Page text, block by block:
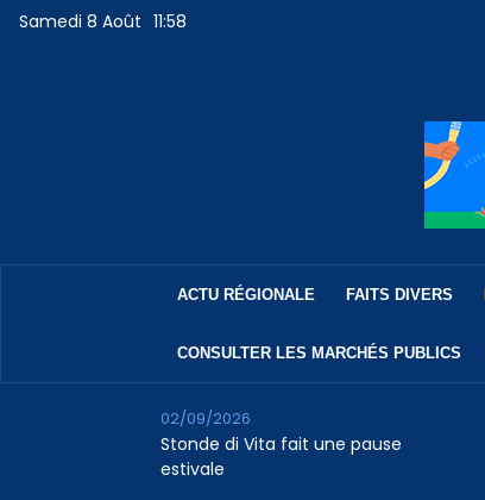
Samedi 8 Août 11:58
ACTU RÉGIONALE FAITS DIVERS
CONSULTER LES MARCHÉS PUBLICS
Stonde di Vita fait une pause
estivale
02/09/2026